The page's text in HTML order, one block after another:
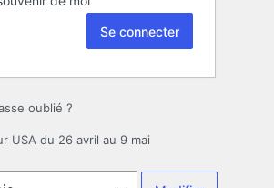
oublié ?
USA du 26 avril au 9 mai